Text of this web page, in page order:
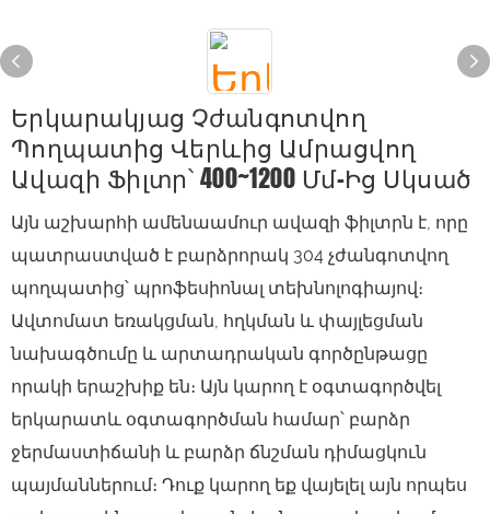
Երկարակյաց Չժանգոտվող
Պողպատից Վերևից Ամրացվող
Ավազի Ֆիլտր՝ 400~1200 Մմ-Ից Սկսած
Այն աշխարհի ամենաամուր ավազի ֆիլտրն է, որը
պատրաստված է բարձրորակ 304 չժանգոտվող
պողպատից՝ պրոֆեսիոնալ տեխնոլոգիայով։
Ավտոմատ եռակցման, հղկման և փայլեցման
նախագծումը և արտադրական գործընթացը
որակի երաշխիք են։ Այն կարող է օգտագործվել
երկարատև օգտագործման համար՝ բարձր
ջերմաստիճանի և բարձր ճնշման դիմացկուն
պայմաններում։ Դուք կարող եք վայելել այն որպես